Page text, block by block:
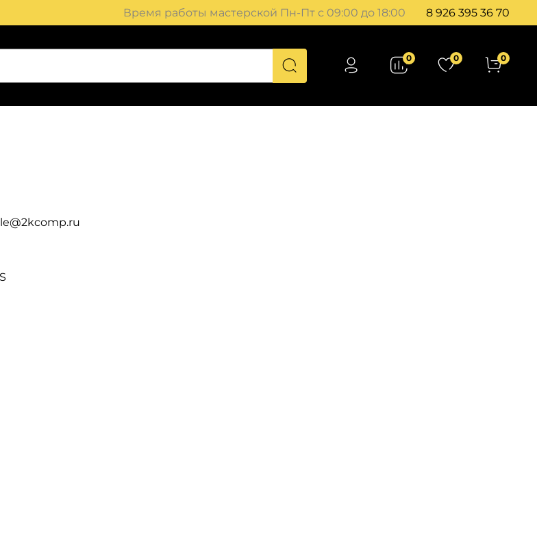
Время работы мастерской Пн-Пт с 09:00 до 18:00 8 926 395 36 70
0 0 0